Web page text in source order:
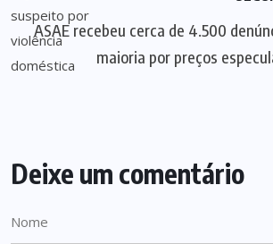
ASAE recebeu cerca de 4.500
maioria por preços
Deixe um comentário